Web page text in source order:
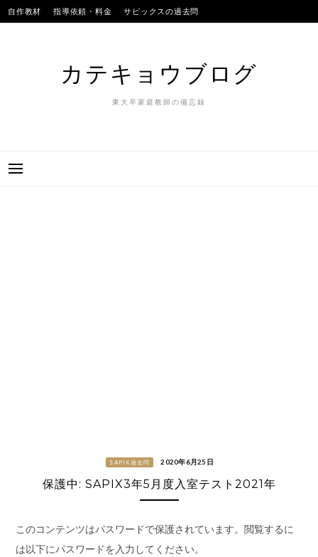
Skip
to
自作教材 指導依頼・料金 サピックスの過去問
カテキョウブログ
東大卒家庭教師の備忘録
SAPIX過去問 2020年6月25日
保護中: SAPIX3年5月度入室テスト2021年
このコンテンツはパスワードで保護されています。閲覧するに
は以下にパスワードを入力してください。